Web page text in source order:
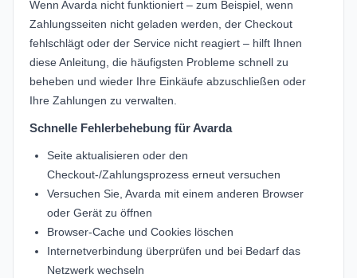
Wenn Avarda nicht funktioniert – zum Beispiel, wenn
Zahlungsseiten nicht geladen werden, der Checkout
fehlschlägt oder der Service nicht reagiert – hilft Ihnen
diese Anleitung, die häufigsten Probleme schnell zu
beheben und wieder Ihre Einkäufe abzuschließen oder
Ihre Zahlungen zu verwalten.
Schnelle Fehlerbehebung für Avarda
Seite aktualisieren oder den
Checkout-/Zahlungsprozess erneut versuchen
Versuchen Sie, Avarda mit einem anderen Browser
oder Gerät zu öffnen
Browser-Cache und Cookies löschen
Internetverbindung überprüfen und bei Bedarf das
Netzwerk wechseln